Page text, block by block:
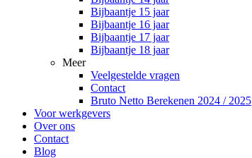
Bijbaantje 15 jaar
Bijbaantje 16 jaar
Bijbaantje 17 jaar
Bijbaantje 18 jaar
Meer
Veelgestelde vragen
Contact
Bruto Netto Berekenen 2024 / 2025
Voor werkgevers
Over ons
Contact
Blog